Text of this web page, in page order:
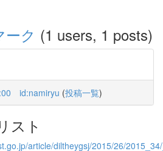
ク (1 users, 1 posts)
id:namiryu (投稿一覧)
スト
article/diltheygsj/2015/26/